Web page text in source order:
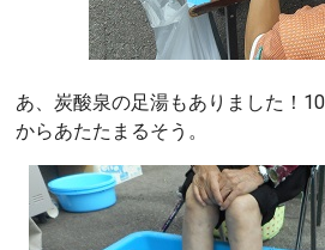
あ、炭酸泉の足湯もありました！
からあたたまるそう。